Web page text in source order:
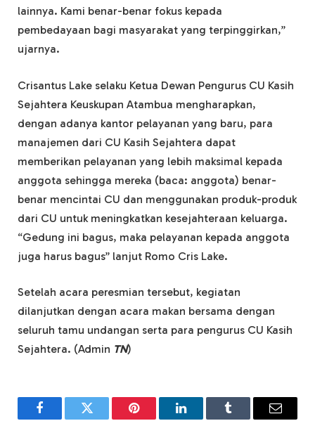
lainnya. Kami benar-benar fokus kepada
pembedayaan bagi masyarakat yang terpinggirkan,”
ujarnya.
Crisantus Lake selaku Ketua Dewan Pengurus CU Kasih
Sejahtera Keuskupan Atambua mengharapkan,
dengan adanya kantor pelayanan yang baru, para
manajemen dari CU Kasih Sejahtera dapat
memberikan pelayanan yang lebih maksimal kepada
anggota sehingga mereka (baca: anggota) benar-
benar mencintai CU dan menggunakan produk-produk
dari CU untuk meningkatkan kesejahteraan keluarga.
“Gedung ini bagus, maka pelayanan kepada anggota
juga harus bagus” lanjut Romo Cris Lake.
Setelah acara peresmian tersebut, kegiatan
dilanjutkan dengan acara makan bersama dengan
seluruh tamu undangan serta para pengurus CU Kasih
Sejahtera. (Admin TN)
FacebookTwitter Pinterest LinkedInTumblr Email